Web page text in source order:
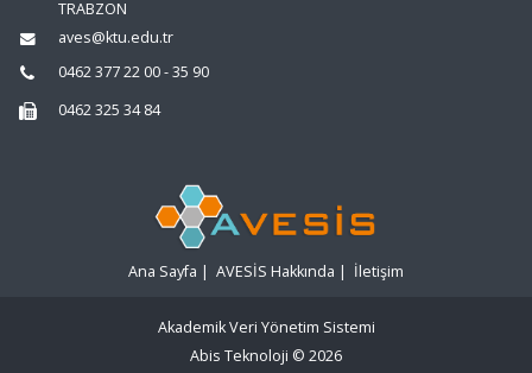
TRABZON
aves@ktu.edu.tr
0462 377 22 00 - 35 90
0462 325 34 84
Ana Sayfa | AVESİS Hakkında | İletişim
Akademik Veri Yönetim Sistemi
Abis Teknoloji © 2026